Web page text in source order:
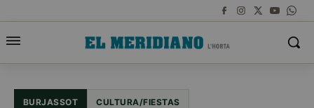
BURJASSOT CULTURA/FIESTAS